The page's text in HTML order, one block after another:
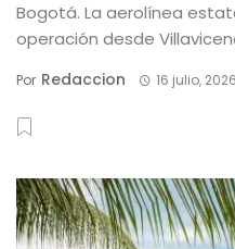
Bogotá. La aerolínea
operación desde
Por Redaccion 16 julio, 2026